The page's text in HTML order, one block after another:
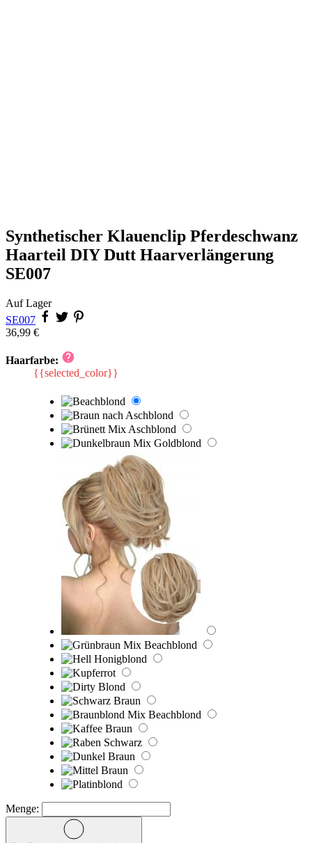
Synthetischer Klauenclip Pferdeschwanz
Haarteil DIY Dutt Haarverlängerung
SE007
Auf Lager
SE007
36,99 €
Haarfarbe:
{{selected_color}}
Menge: